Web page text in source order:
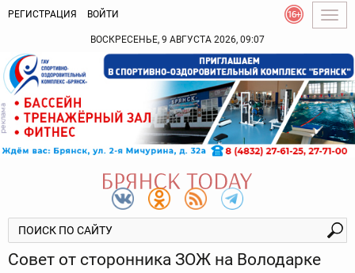
РЕГИСТРАЦИЯ ВОЙТИ
ВОСКРЕСЕНЬЕ, 9 АВГУСТА 2026, 09:07
Совет от сторонника ЗОЖ на Володарке